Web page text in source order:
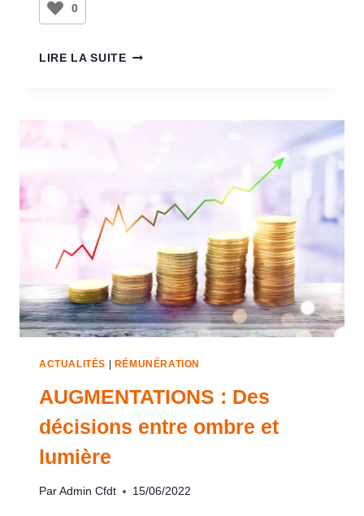
0
LIRE LA SUITE
ACTUALITÉS | RÉMUNÉRATION
AUGMENTATIONS : Des
décisions entre ombre et
lumière
Par Admin Cfdt 15/06/2022